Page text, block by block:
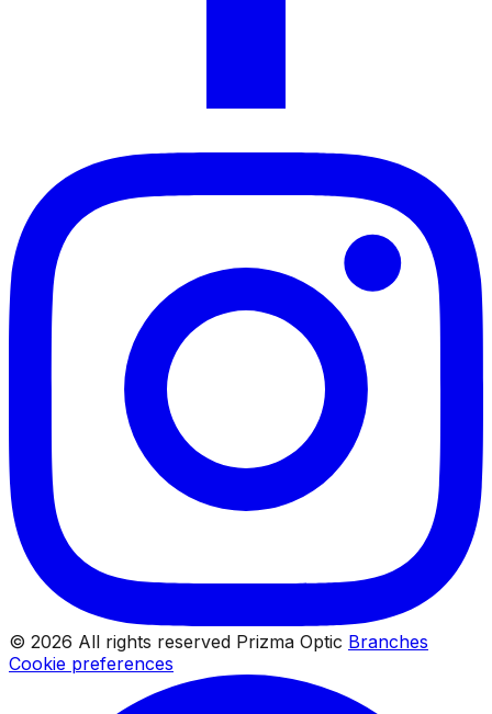
© 2026 All rights reserved Prizma Optic Branches
Cookie preferences